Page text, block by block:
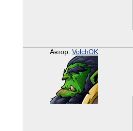
Автор: VolchOK